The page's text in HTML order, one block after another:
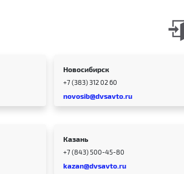
Новосибирск
+7 (383) 312 02 60
novosib@dvsavto.ru
Казань
+7 (843) 500-45-80
kazan@dvsavto.ru